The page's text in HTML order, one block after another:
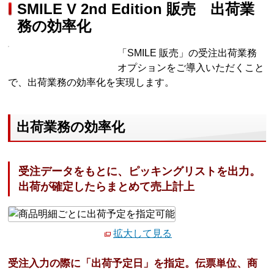
SMILE V 2nd Edition 販売 出荷業
務の効率化
「SMILE 販売」の受注出荷業務
オプションをご導入いただくこと
で、出荷業務の効率化を実現します。
出荷業務の効率化
受注データをもとに、ピッキングリストを出力。
出荷が確定したらまとめて売上計上
拡大して見る
受注入力の際に「出荷予定日」を指定。伝票単位、商